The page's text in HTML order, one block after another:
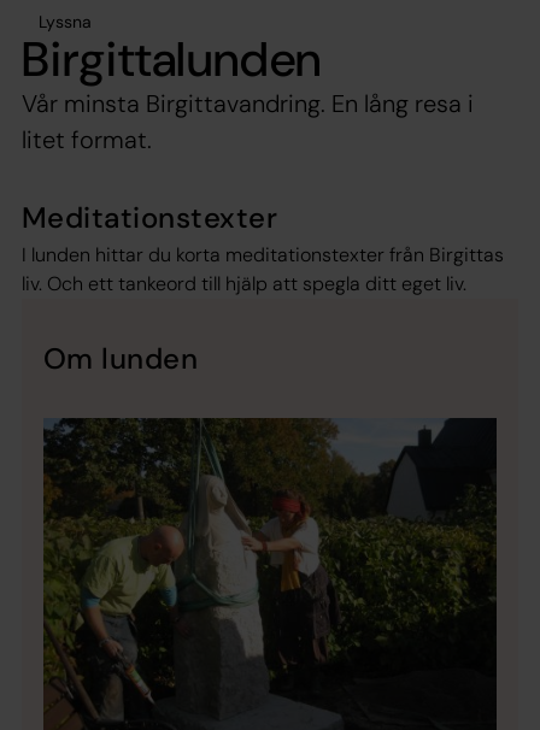
Lyssna
Birgittalunden
Vår minsta Birgittavandring. En lång resa i
litet format.
Meditationstexter
I lunden hittar du korta meditationstexter från Birgittas
liv. Och ett tankeord till hjälp att spegla ditt eget liv.
Om lunden